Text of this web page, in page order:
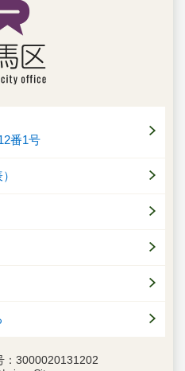
番1号
3000020131202